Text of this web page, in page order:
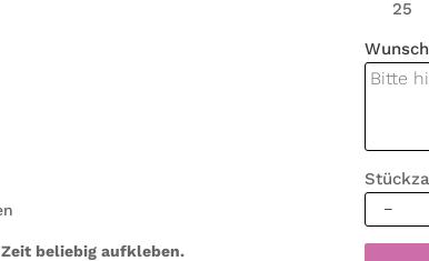
25
In
beliebig aufkleben.